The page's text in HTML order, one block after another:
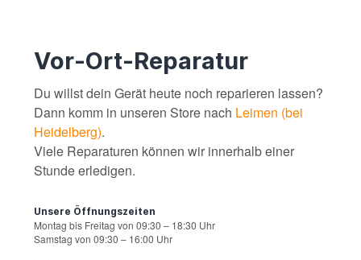
Vor-Ort-Reparatur
Du willst dein Gerät heute noch reparieren lassen?
Dann komm in unseren Store nach Leimen (bei
Heidelberg).
Viele Reparaturen können wir innerhalb einer
Stunde erledigen.
Unsere Öffnungszeiten
Montag bis Freitag von 09:30 – 18:30 Uhr
Samstag von 09:30 – 16:00 Uhr